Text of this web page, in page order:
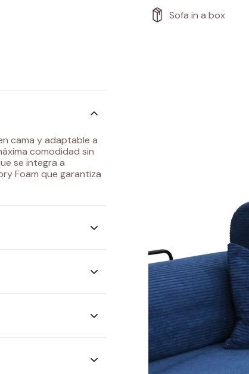
Sofa in a box
cama y adaptable a
comodidad sin
se integra a
Foam que garantiza